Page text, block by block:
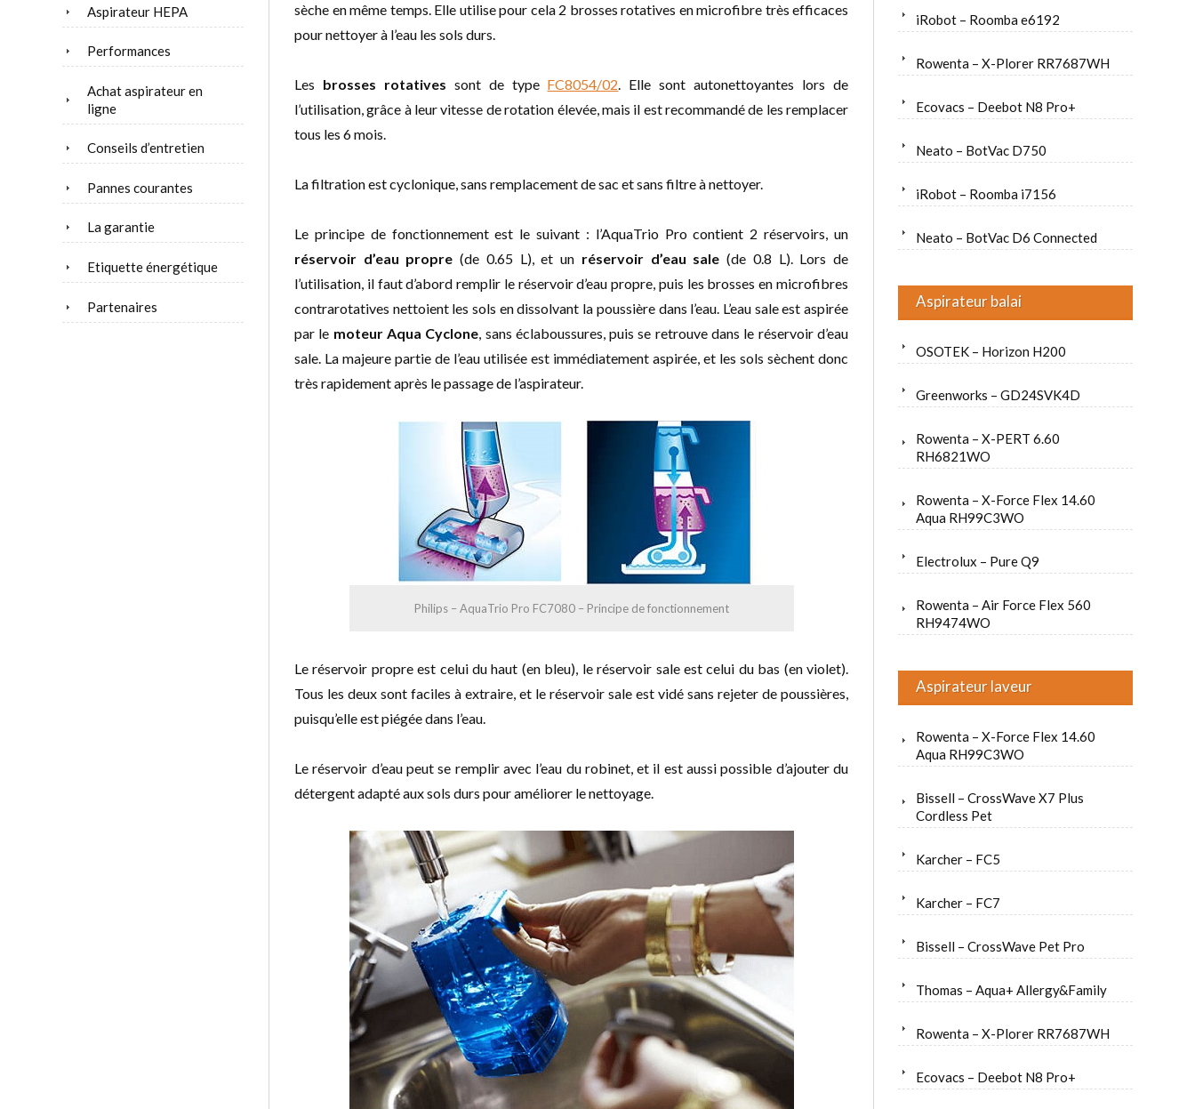
sèche en même temps. Elle utilise pour cela 2 brosses rotatives en microfibre très efficaces
pour nettoyer à l’eau les sols durs.
Les brosses rotatives sont de type FC8054/02. Elle sont autonettoyantes lors de
l’utilisation, grâce à leur vitesse de rotation élevée, mais il est recommandé de les remplacer
tous les 6 mois.
La filtration est cyclonique, sans remplacement de sac et sans filtre à nettoyer.
Le principe de fonctionnement est le suivant : l’AquaTrio Pro contient 2 réservoirs, un
réservoir d’eau propre (de 0.65 L), et un réservoir d’eau sale (de 0.8 L). Lors de
l’utilisation, il faut d’abord remplir le réservoir d’eau propre, puis les brosses en microfibres
contrarotatives nettoient les sols en dissolvant la poussière dans l’eau. L’eau sale est aspirée
par le moteur Aqua Cyclone, sans éclaboussures, puis se retrouve dans le réservoir d’eau
sale. La majeure partie de l’eau utilisée est immédiatement aspirée, et les sols sèchent donc
très rapidement après le passage de l’aspirateur.
Philips – AquaTrio Pro FC7080 – Principe de fonctionnement
Le réservoir propre est celui du haut (en bleu), le réservoir sale est celui du bas (en violet).
Tous les deux sont faciles à extraire, et le réservoir sale est vidé sans rejeter de poussières,
puisqu’elle est piégée dans l’eau.
Le réservoir d’eau peut se remplir avec l’eau du robinet, et il est aussi possible d’ajouter du
détergent adapté aux sols durs pour améliorer le nettoyage.
iRobot – Roomba e6192
Rowenta – X-Plorer RR7687WH
Ecovacs – Deebot N8 Pro+
Neato – BotVac D750
iRobot – Roomba i7156
Neato – BotVac D6 Connected
Aspirateur balai
OSOTEK – Horizon H200
Greenworks – GD24SVK4D
Rowenta – X-PERT 6.60
RH6821WO
Rowenta – X-Force Flex 14.60
Aqua RH99C3WO
Electrolux – Pure Q9
Rowenta – Air Force Flex 560
RH9474WO
Aspirateur laveur
Rowenta – X-Force Flex 14.60
Aqua RH99C3WO
Bissell – CrossWave X7 Plus
Cordless Pet
Karcher – FC5
Karcher – FC7
Bissell – CrossWave Pet Pro
Thomas – Aqua+ Allergy&Family
Rowenta – X-Plorer RR7687WH
Ecovacs – Deebot N8 Pro+
Aspirateur HEPA
Performances
Achat aspirateur en
ligne
Conseils d’entretien
Pannes courantes
La garantie
Etiquette énergétique
Partenaires